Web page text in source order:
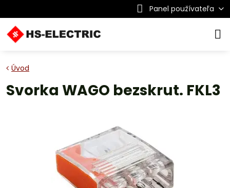
Panel používateľa
Úvod
Svorka WAGO bezskrut. FKL3